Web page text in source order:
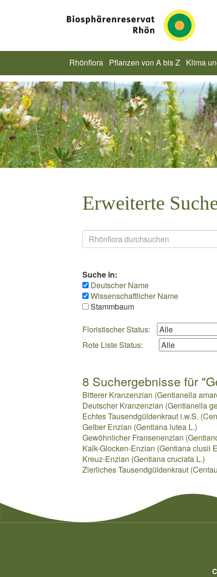
Rhönflora Pflanzen von A bis Z Klima
Erweiterte
Suchen
Suche in:
Deutscher Name
Wissenschaftlicher Name
Stammbaum
Floristischer Status:
Rote Liste Status:
8 Suchergebnisse für
Bitterer Kranzenzian (Gentianella
Deutscher Kranzenzian (Gentianella
Echtes Tausendgüldenkraut i.w.S.
Gelber Enzian (Gentiana lutea L.)
Gewöhnlicher Fransenenzian
Kalk-Glocken-Enzian (Gentiana clusii
Kreuz-Enzian (Gentiana cruciata L.)
Zierliches Tausendgüldenkraut